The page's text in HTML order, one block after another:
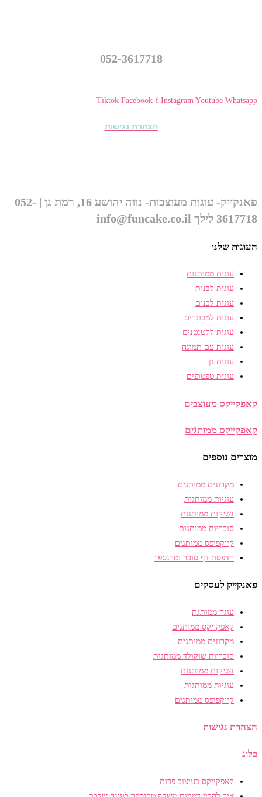
052-3617718
Tiktok Facebook-f Instagram Youtube Whatsapp
הצהרת נגישות
פאנקייק- עוגות מעוצבות- נווה יהושע 16, רמת גן | 052-
3617718 לילך info@funcake.co.il
העוגות שלנו
עוגות ממותגות
עוגות לבנות
עוגות לבנים
עוגות למבוגרים
עוגות לקטנטנים
עוגות עם תמונה
עוגות גן
עוגות טפטופים
קאפקייקס מעוצבים
קאפקייקס ממותגים
מוצרים נוספים
מקרונים ממותגים
עוגיות ממותגות
נשיקות ממותגות
סוכריות ממותגות
קייקפופס ממותגים
הדפסת דף סוכר וטרנספר
פאנקייק לעסקים
עוגה ממותגת
קאפקייקס ממותגים
מקרונים ממותגים
סוכריות שוקולד ממותגות
נשיקות ממותגות
עוגיות ממותגות
קייקפופס ממותגים
הצהרת נגישות
בלוג
קאפקייקס בעיצוב פרות